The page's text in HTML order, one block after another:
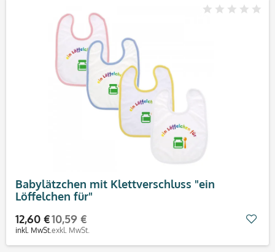
Babylätzchen mit Klettverschluss "ein
Löffelchen für"
12,60 €
inkl. MwSt.
10,59 €
exkl. MwSt.